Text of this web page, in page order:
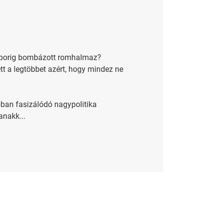
bombázott romhalmaz?
a legtöbbet azért, hogy mindez ne
fasizálódó nagypolitika